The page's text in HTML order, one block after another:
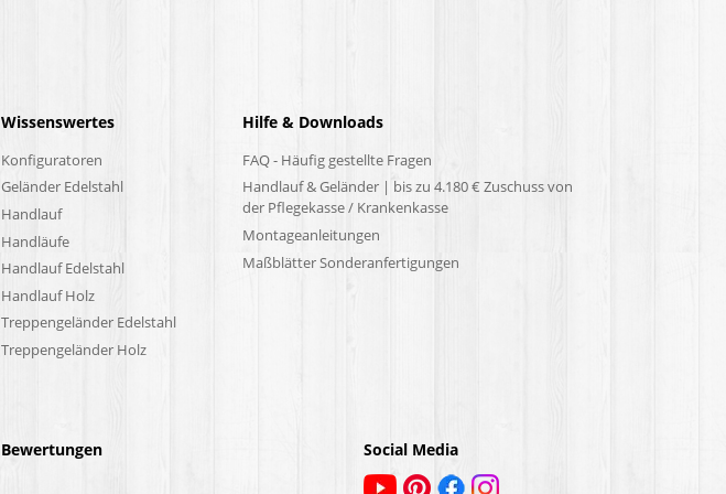
Wissenswertes
Konfiguratoren
Geländer Edelstahl
Handlauf
Handläufe
Handlauf Edelstahl
Handlauf Holz
Treppengeländer Edelstahl
Treppengeländer Holz
Hilfe & Downloads
FAQ - Häufig gestellte Fragen
Handlauf & Geländer | bis zu 4.180 € Zuschuss von
der Pflegekasse / Krankenkasse
Montageanleitungen
Maßblätter Sonderanfertigungen
Bewertungen Social Media